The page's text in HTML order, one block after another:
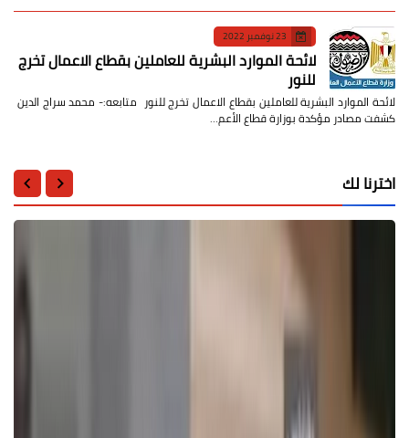
23 نوفمبر 2022
لائحة الموارد البشرية للعاملين بقطاع الاعمال تخرج
للنور
لائحة الموارد البشرية للعاملين بقطاع الاعمال تخرج للنور متابعه:- محمد سراج الدين
كشفت مصادر مؤكدة بوزارة قطاع الأعم…
اخترنا لك